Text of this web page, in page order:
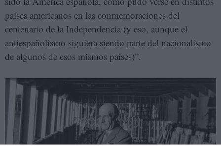
países americanos en las conmemoraciones del
centenario de la Independencia (y eso, aunque el
antiespañolismo siguiera siendo parte del nacionalismo
de algunos de esos mismos países)”.